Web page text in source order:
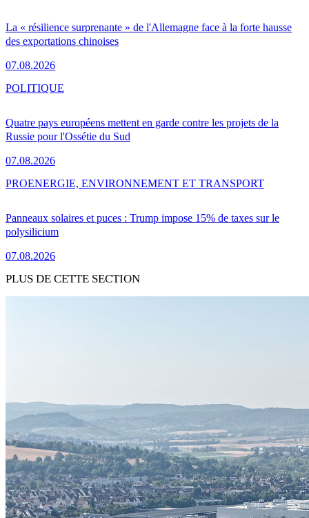
La « résilience surprenante » de l'Allemagne face à la forte hausse
des exportations chinoises
07.08.2026
Quatre pays européens mettent en garde contre les projets de la
Russie pour l'Ossétie du Sud
07.08.2026
POLITIQUE
Panneaux solaires et puces : Trump impose 15% de taxes sur le
polysilicium
07.08.2026
PROENERGIE, ENVIRONNEMENT ET TRANSPORT
PLUS DE CETTE SECTION